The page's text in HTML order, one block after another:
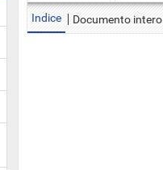
Indice Documento intero